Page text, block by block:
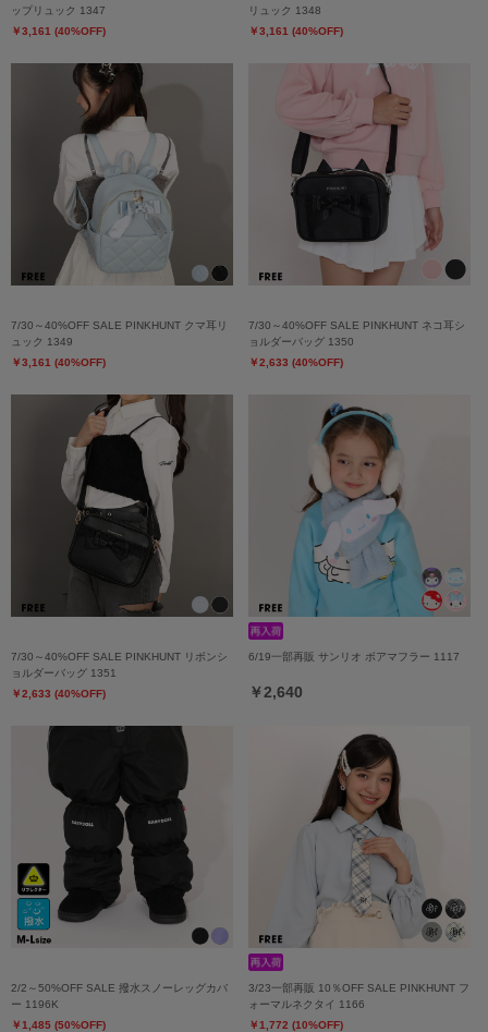
ップリュック 1347
￥3,161 (40%OFF)
リュック 1348
￥3,161 (40%OFF)
7/30～40%OFF SALE PINKHUNT クマ耳リ
ュック 1349
￥3,161 (40%OFF)
7/30～40%OFF SALE PINKHUNT ネコ耳シ
ョルダーバッグ 1350
￥2,633 (40%OFF)
7/30～40%OFF SALE PINKHUNT リボンシ
ョルダーバッグ 1351
￥2,633 (40%OFF)
6/19一部再販 サンリオ ボアマフラー 1117
￥2,640
2/2～50%OFF SALE 撥水スノーレッグカバ
ー 1196K
￥1,485 (50%OFF)
3/23一部再販 10％OFF SALE PINKHUNT フ
ォーマルネクタイ 1166
￥1,772 (10%OFF)